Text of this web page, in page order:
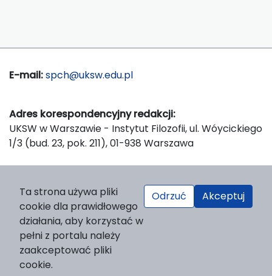
E-mail:spch@uksw.edu.pl
Adres korespondencyjny redakcji:
UKSW w Warszawie - Instytut Filozofii, ul. Wóycickiego
1/3 (bud. 23, pok. 211), 01-938 Warszawa
Wydawnictwo Naukowe UKSW, ul. Dewajtis 5, domek
nr 2, 01-815 Warszawa
Strona WWW Wydawnictwa
e-mail: wydawnictwo@uksw.edu.pl
Ta strona używa pliki
cookie dla prawidłowego
działania, aby korzystać w
pełni z portalu należy
zaakceptować pliki
cookie.
Odrzuć Akceptuj